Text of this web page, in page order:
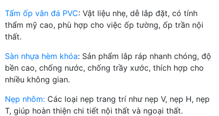
Tấm ốp vân đá PVC: Vật liệu nhẹ, dễ lắp đặt, có tính
thẩm mỹ cao, phù hợp cho việc ốp tường, ốp trần nội
thất.
Sàn nhựa hèm khóa: Sản phẩm lắp ráp nhanh chóng, độ
bền cao, chống nước, chống trầy xước, thích hợp cho
nhiều không gian.
Nẹp nhôm: Các loại nẹp trang trí như nẹp V, nẹp H, nẹp
T, giúp hoàn thiện chi tiết nội thất và ngoại thất.